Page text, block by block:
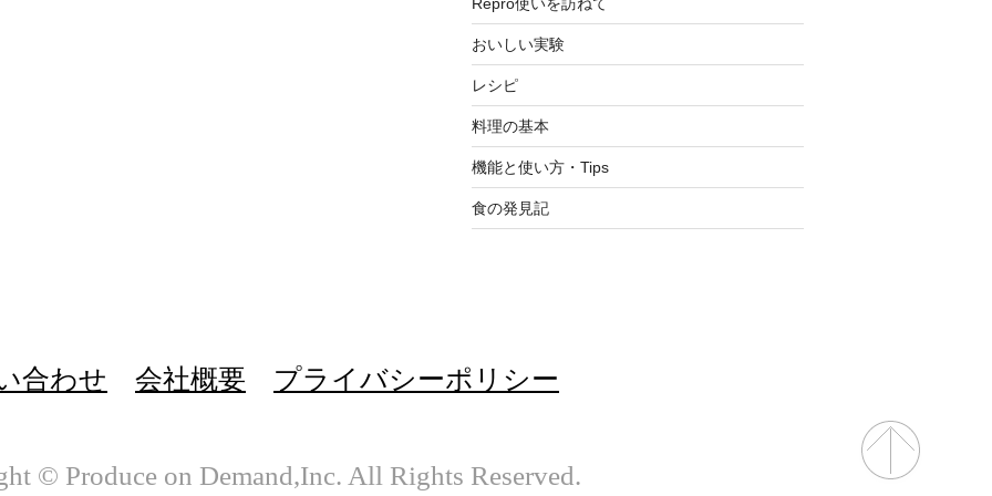
おいしい実験
レシピ
料理の基本
機能と使い方・Tips
食の発見記
合わせ 会社概要 プライバシーポリシー
© Produce on Demand,Inc. All Rights Reserved.